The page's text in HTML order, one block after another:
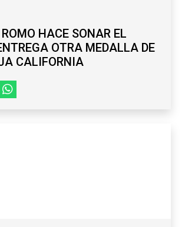
HACE SONAR EL
OTRA MEDALLA DE
CALIFORNIA